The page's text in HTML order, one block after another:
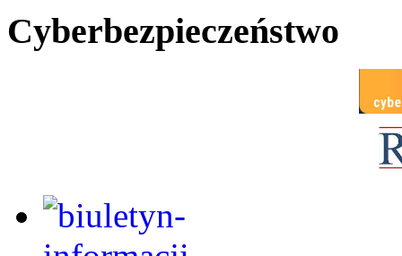
Cyberbezpieczeństwo